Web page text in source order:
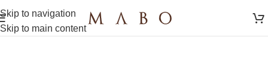
Skip to navigation
Skip to main content